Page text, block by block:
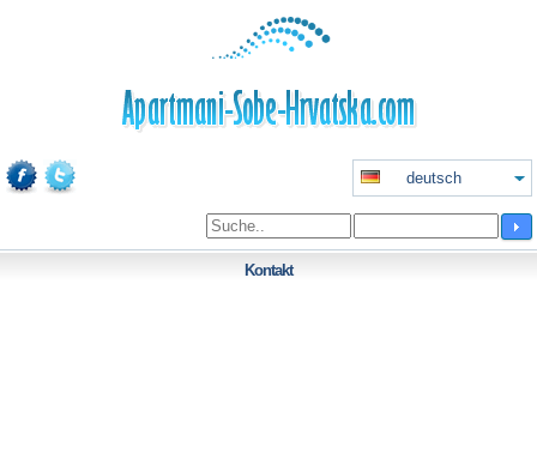
deutsch
Kontakt